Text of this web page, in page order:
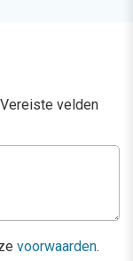
Vereiste velden
voorwaarden.